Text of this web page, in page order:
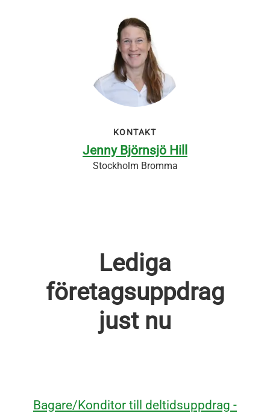
KONTAKT
Jenny Björnsjö Hill
Stockholm Bromma
Lediga
företagsuppdrag
just nu
Bagare/Konditor till deltidsuppdrag -